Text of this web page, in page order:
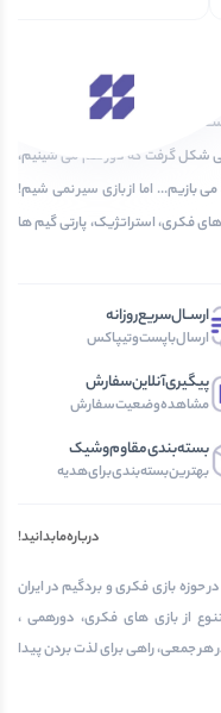
که دلت بخواد دوباره و دوباره بری
شکل گرفت که دور هم می شینیم،
اما از بازی سیر نمی شیم!
فکری، استراتژیک، پارتی گیم ها
ارســال‌سریع‌روزانه
ارسال‌با‌پست‌و‌تیپاکس
پیگیری‌آنلاین‌سفارش
مشاهده‌وضعیت‌سفارش
بسته‌بندی‌مقاوم‌وشیک
بهترین‌بسته‌بندی‌برای‌هدیه
درباره‌مابدانید!
بازی فکری و بردگیم در ایران
از بازی های فکری، دورهمی ،
هر جمعی، راهی برای لذت بردن پیدا